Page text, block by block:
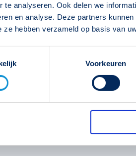
te analyseren. Ook delen we
en analyse. Deze partners
ze hebben verzameld op basis van
Voorkeuren